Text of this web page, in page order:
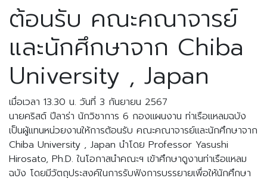
ต้อนรับ คณะคณาจารย์
และนักศึกษาจาก Chiba
University , Japan
เมื่อเวลา 13.30 น. วันที่ 3 กันยายน 2567
นายคริสต์ ปีลาร่า นักวิชาการ 6 กองแผนงาน ท่าเรือแหลมฉบัง
เป็นผู้แทนหน่วยงานให้การต้อนรับ คณะคณาจารย์และนักศึกษาจาก
Chiba University , Japan นำโดย Professor Yasushi
Hirosato, Ph.D. ในโอกาสนำคณะฯ เข้าศึกษาดูงานท่าเรือแหลม
ฉบัง โดยมีวัตถุประสงค์ในการรับฟังการบรรยายเพื่อให้นักศึกษา